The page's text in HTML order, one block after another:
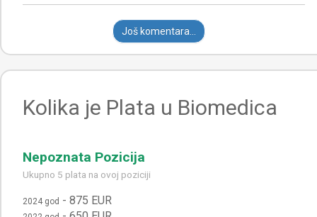
Još komentara...
Kolika je Plata u Biomedica
Nepoznata Pozicija
Ukupno 5 plata na ovoj poziciji
2024 god - 875 EUR